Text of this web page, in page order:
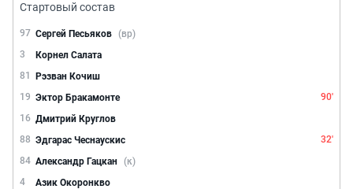
Стартовый состав
97 Сергей Песьяков (вр)
3
Корнел Салата
81
Рэзван Кочиш
19 Эктор Бракамонте
90'
16 Дмитрий Круглов
88 Эдгарас Чеснаускис
32'
84 Александр Гацкан (к)
4
Азик Окоронкво